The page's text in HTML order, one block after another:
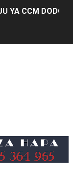
YA CCM
NA HUDUMA ZA
UBORA
ALAMA
NA